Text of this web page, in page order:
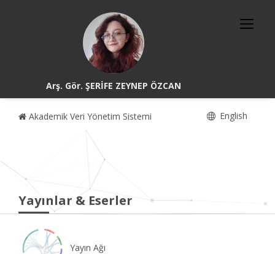
Arş. Gör. ŞERİFE ZEYNEP ÖZCAN
Akademik Veri Yönetim Sistemi English
Yayınlar & Eserler
Yayın Ağı